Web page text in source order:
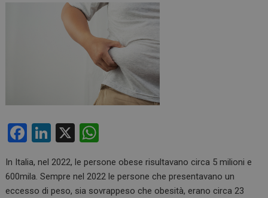
F
ce
b
Li
ke
dI
X
at
s
In Italia, nel 2022, le persone obese risultavano circa 5 milioni e
600mila. Sempre nel 2022 le persone che presentavano un
eccesso di peso, sia sovrappeso che obesità, erano circa 23